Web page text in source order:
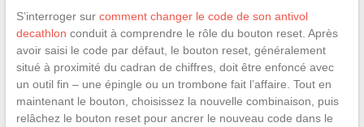
S’interroger sur comment changer le code de son antivol
decathlon conduit à comprendre le rôle du bouton reset. Après
avoir saisi le code par défaut, le bouton reset, généralement
situé à proximité du cadran de chiffres, doit être enfoncé avec
un outil fin – une épingle ou un trombone fait l’affaire. Tout en
maintenant le bouton, choisissez la nouvelle combinaison, puis
relâchez le bouton reset pour ancrer le nouveau code dans le